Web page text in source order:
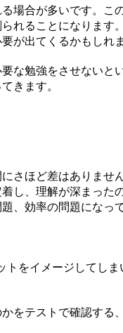
場合が多いです。こ
れることになります
が出てくるかもしれま
な勉強をさせないと
きます。
さほど差はありませ
し、理解が深まった
、効率の問題にな
をイメージしてし
をテストで確認する